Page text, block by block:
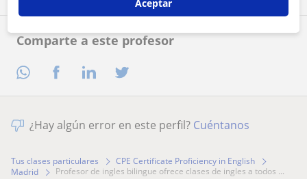
Comparte a este profesor
¿Hay algún error en este perfil? Cuéntanos
Tus clases particulares
CPE Certificate Proficiency in English
Madrid
profesor de ingles bilingue ofrece clases de ingles a todos ...
Aceptar